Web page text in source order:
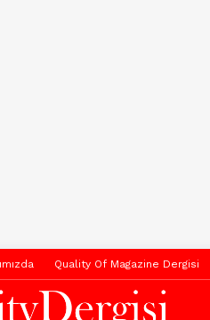
Quality Of Magazine Dergisi